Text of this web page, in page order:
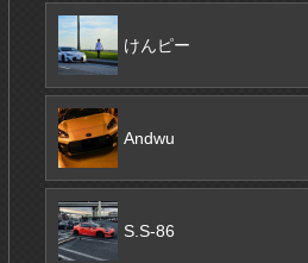
けんピー
Andwu
S.S-86